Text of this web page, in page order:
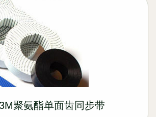
聚氨酯单面齿同步带